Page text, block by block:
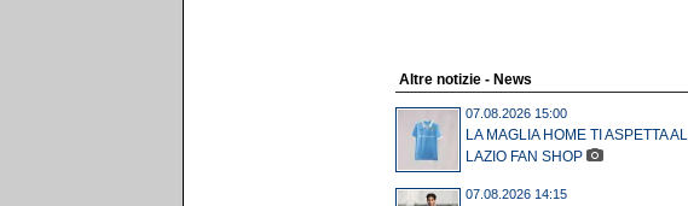
Altre notizie - News
07.08.2026 15:00
LA MAGLIA HOME TI ASPETTA AL
LAZIO FAN SHOP
07.08.2026 14:15